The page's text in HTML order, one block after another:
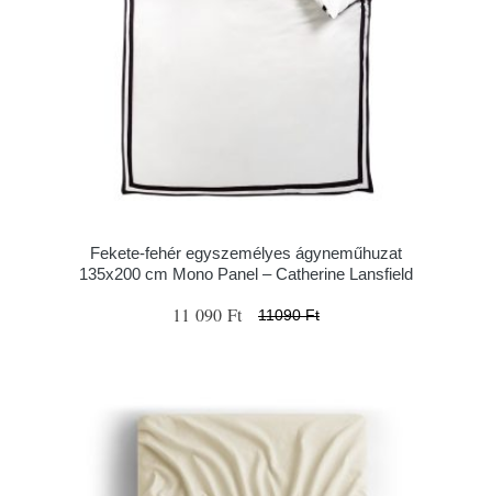
Fekete-fehér egyszemélyes ágyneműhuzat
135x200 cm Mono Panel – Catherine Lansfield
11 090 Ft 11090 Ft